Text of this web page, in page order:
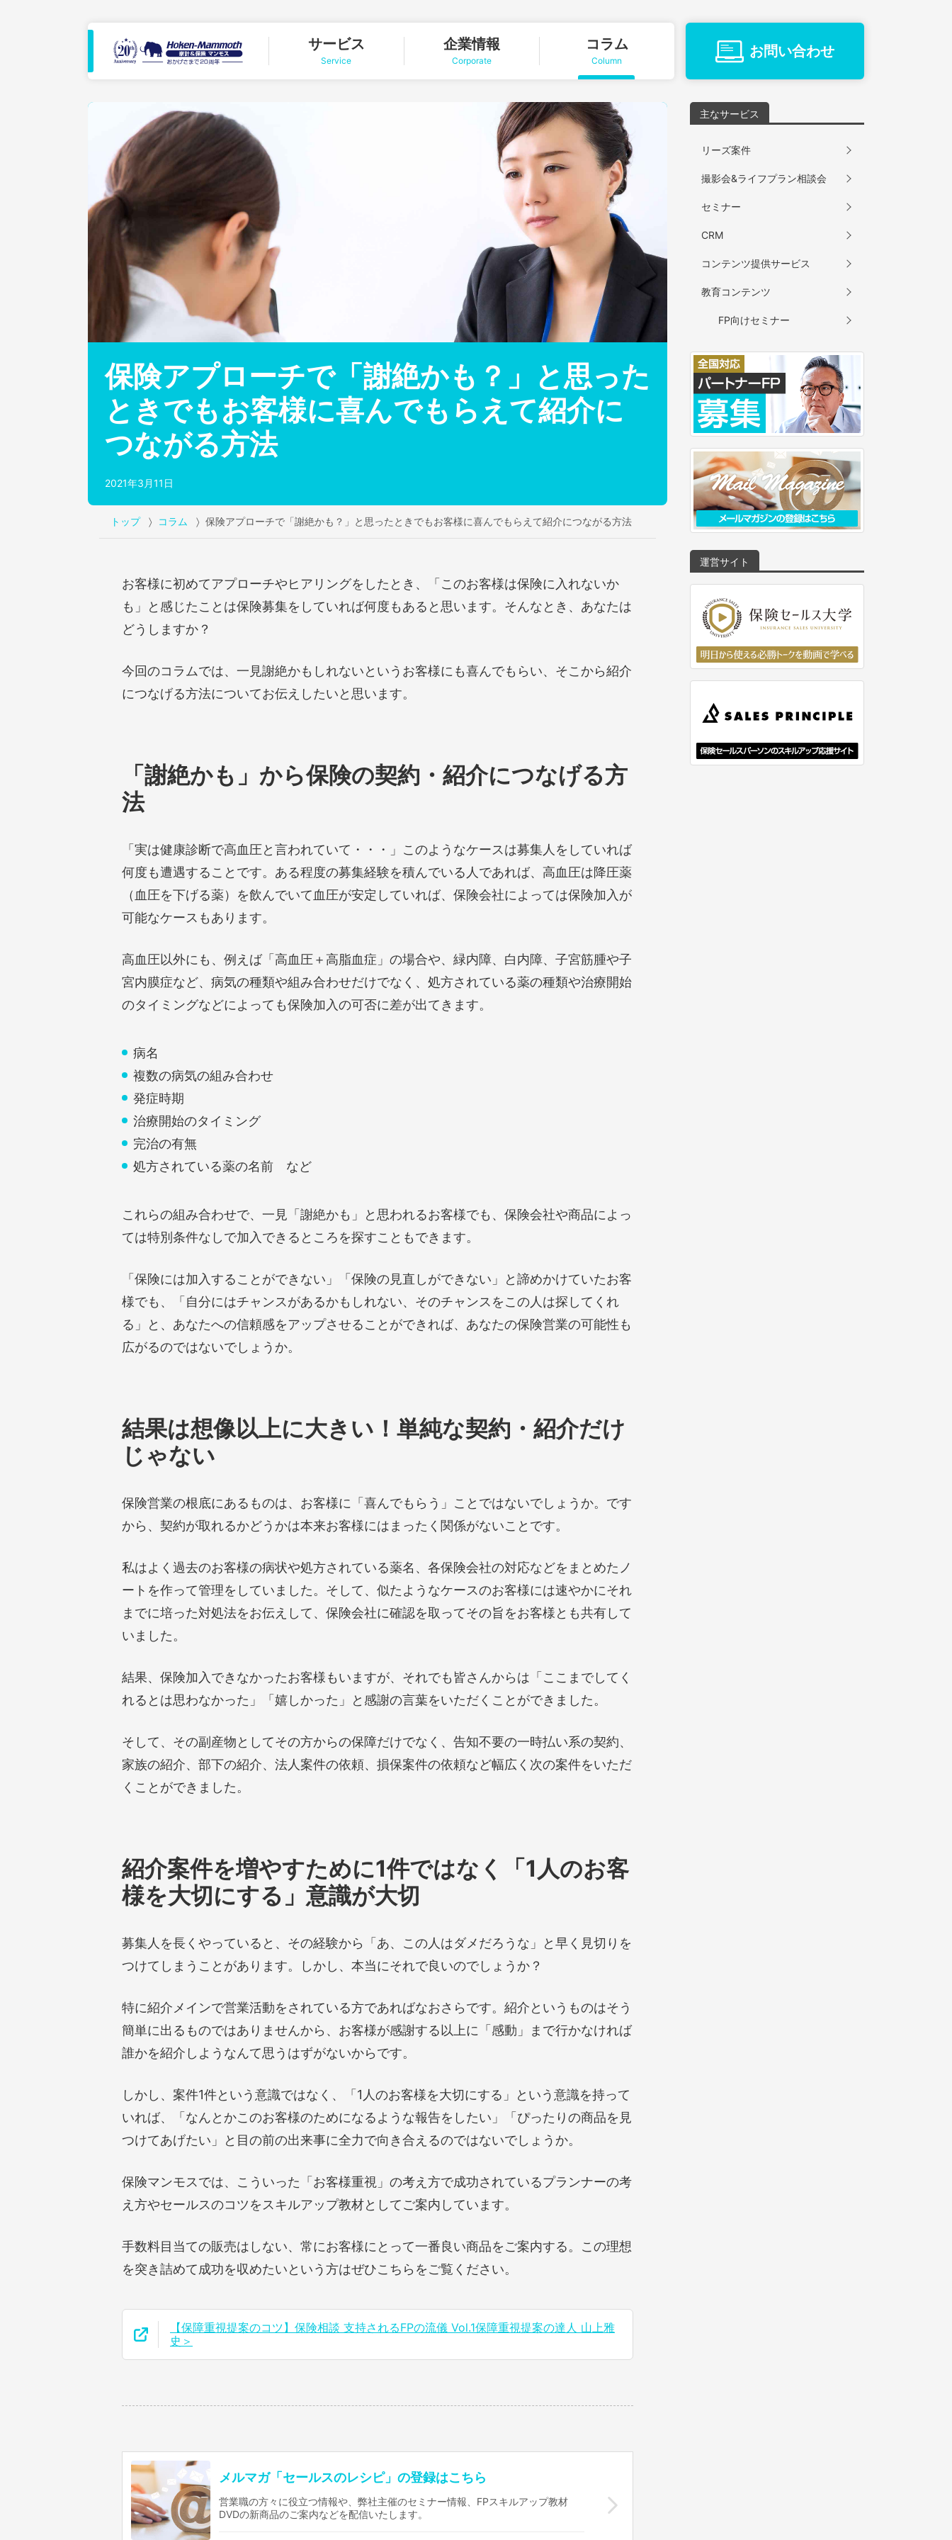
サービス
Service
企業情報
Corporate
コラム
Column
お問い合わせ
保険アプローチで「謝絶かも？」と思った
ときでもお客様に喜んでもらえて紹介に
つながる方法
2021年3月11日
トップ コラム 保険アプローチで「謝絶かも？」と思ったときでもお客様に喜んでもらえて紹介につながる方法
お客様に初めてアプローチやヒアリングをしたとき、「このお客様は保険に入れないか
も」と感じたことは保険募集をしていれば何度もあると思います。そんなとき、あなたは
どうしますか？
今回のコラムでは、一見謝絶かもしれないというお客様にも喜んでもらい、そこから紹介
につなげる方法についてお伝えしたいと思います。
「謝絶かも」から保険の契約・紹介につなげる方
法
「実は健康診断で高血圧と言われていて・・・」このようなケースは募集人をしていれば
何度も遭遇することです。ある程度の募集経験を積んでいる人であれば、高血圧は降圧薬
（血圧を下げる薬）を飲んでいて血圧が安定していれば、保険会社によっては保険加入が
可能なケースもあります。
高血圧以外にも、例えば「高血圧＋高脂血症」の場合や、緑内障、白内障、子宮筋腫や子
宮内膜症など、病気の種類や組み合わせだけでなく、処方されている薬の種類や治療開始
のタイミングなどによっても保険加入の可否に差が出てきます。
病名
複数の病気の組み合わせ
発症時期
治療開始のタイミング
完治の有無
処方されている薬の名前 など
これらの組み合わせで、一見「謝絶かも」と思われるお客様でも、保険会社や商品によっ
ては特別条件なしで加入できるところを探すこともできます。
「保険には加入することができない」「保険の見直しができない」と諦めかけていたお客
様でも、「自分にはチャンスがあるかもしれない、そのチャンスをこの人は探してくれ
る」と、あなたへの信頼感をアップさせることができれば、あなたの保険営業の可能性も
広がるのではないでしょうか。
結果は想像以上に大きい！単純な契約・紹介だけ
じゃない
保険営業の根底にあるものは、お客様に「喜んでもらう」ことではないでしょうか。です
から、契約が取れるかどうかは本来お客様にはまったく関係がないことです。
私はよく過去のお客様の病状や処方されている薬名、各保険会社の対応などをまとめたノ
ートを作って管理をしていました。そして、似たようなケースのお客様には速やかにそれ
までに培った対処法をお伝えして、保険会社に確認を取ってその旨をお客様とも共有して
いました。
結果、保険加入できなかったお客様もいますが、それでも皆さんからは「ここまでしてく
れるとは思わなかった」「嬉しかった」と感謝の言葉をいただくことができました。
そして、その副産物としてその方からの保障だけでなく、告知不要の一時払い系の契約、
家族の紹介、部下の紹介、法人案件の依頼、損保案件の依頼など幅広く次の案件をいただ
くことができました。
紹介案件を増やすために1件ではなく「1人のお客
様を大切にする」意識が大切
募集人を長くやっていると、その経験から「あ、この人はダメだろうな」と早く見切りを
つけてしまうことがあります。しかし、本当にそれで良いのでしょうか？
特に紹介メインで営業活動をされている方であればなおさらです。紹介というものはそう
簡単に出るものではありませんから、お客様が感謝する以上に「感動」まで行かなければ
誰かを紹介しようなんて思うはずがないからです。
しかし、案件1件という意識ではなく、「1人のお客様を大切にする」という意識を持って
いれば、「なんとかこのお客様のためになるような報告をしたい」「ぴったりの商品を見
つけてあげたい」と目の前の出来事に全力で向き合えるのではないでしょうか。
保険マンモスでは、こういった「お客様重視」の考え方で成功されているプランナーの考
え方やセールスのコツをスキルアップ教材としてご案内しています。
手数料目当ての販売はしない、常にお客様にとって一番良い商品をご案内する。この理想
を突き詰めて成功を収めたいという方はぜひこちらをご覧ください。
【保障重視提案のコツ】保険相談 支持されるFPの流儀 Vol.1保障重視提案の達人 山上雅
史＞
メルマガ「セールスのレシピ」の登録はこちら
営業職の方々に役立つ情報や、弊社主催のセミナー情報、FPスキルアップ教材
DVDの新商品のご案内などを配信いたします。
主なサービス
リーズ案件
撮影会&ライフプラン相談会
セミナー
CRM
コンテンツ提供サービス
教育コンテンツ
FP向けセミナー
運営サイト